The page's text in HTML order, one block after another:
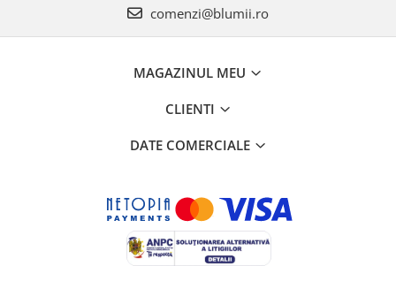
comenzi@blumii.ro
MAGAZINUL MEU
CLIENTI
DATE COMERCIALE